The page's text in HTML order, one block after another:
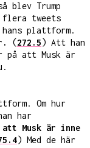
blev Trump
flera tweets
plattform.
(272.5) Att han
på att Musk är
Om hur
har
att Musk är inne
) Med de här